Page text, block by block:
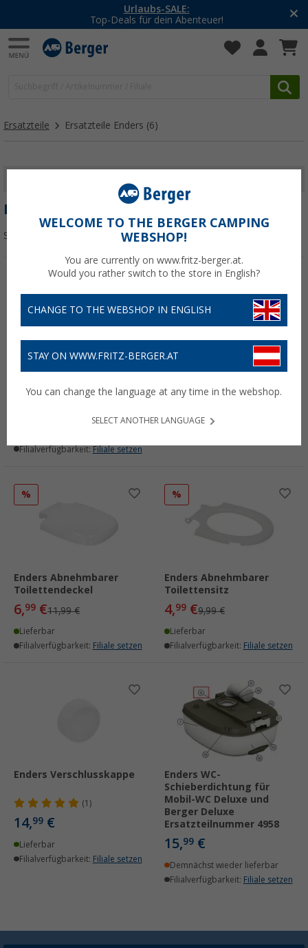
Urlaubs-SALE:
Top-Deals für dein Abenteuer!
Ersatzteile Ersatzteile Enders (6)
ERSATZTEILE ENDERS
Sortieren:
für Grill Explorer / Urban
Filialverfügbarkeit: Filiale setzen
Enders Schwenkbarer
7,99 €
Lieferbar
%
Enders Abnehmbarer
Toilettendeckel
6,99 €11,99 €
Lieferbar
Filialverfügbarkeit: Filiale setzen
%
Enders Abnehmbarer
Toilettensitz
4,99 €9,99 €
Lieferbar
Filialverfügbarkeit: Filiale setzen
Enders Verschlusskappe
(1)
14,99 €
Lieferbar
Filialverfügbarkeit: Filiale setzen
Enders WC-
Schieberdichtung für
Mobil-WC Deluxe und
Berger Deluxe
Ersatzteilnummer 4958
15,99 €
Demnächst wieder lieferbar
Filialverfügbarkeit: Filiale setzen
WELCOME TO THE BERGER CAMPING
WEBSHOP!
You are currently on www.fritz-berger.at.
Would you rather switch to the store in English?
CHANGE TO THE WEBSHOP IN ENGLISH
STAY ON WWW.FRITZ-BERGER.AT
You can change the language at any time in the webshop.
SELECT ANOTHER LANGUAGE